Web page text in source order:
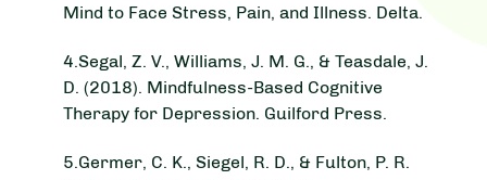
Mind to Face Stress, Pain, and Illness. Delta.
4.Segal, Z. V., Williams, J. M. G., & Teasdale, J.
D. (2018). Mindfulness-Based Cognitive
Therapy for Depression. Guilford Press.
5.Germer, C. K., Siegel, R. D., & Fulton, P. R.